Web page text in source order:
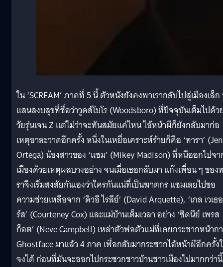
ใน ‘SCREAM’ ภาคที่ 5 นี้ ตัวหนังยังคงพาเรากลับไปสู่เมืองเล็ก
แสนสงบสุขที่ชื่อว่าวูดส์โบโร (Woodsboro) ที่ปัจจุบันเต็มไปด้ว
วัยรุ่นเจน Z แต่ไม่ว่าจะทันสมัยแค่ไหน ไอ้หน้าผีก็ยังกลับมาก่อ
เหตุอาละวาดอีกครั้ง หนึ่งในเหยื่อเคราะห์ร้ายก็คือ ‘ทารา’
Ortega) น้องสาวของ ‘แซม’ (Mikey Madison) ที่หนีออกไปจ
เมืองด้วยเหตุผลบางอย่าง จนเมื่อเธอกลับมา แก๊งเพื่อน ๆ ของ
ราจึงเริ่มสงสัยกันเองว่าใครกันแน่ที่เป็นฆาตกร แซมเลยไปขอ
ความช่วยเหลือจาก ‘ดิวอี ไรลีย์’ (David Arquette), ‘เกล เวเธอ
ร์ส’ (Courteney Cox) และแม่บ้านเต็มเวลา อย่าง ‘ซิดนีย์ เพรส
ก็อต’ (Neve Campbell) เหล่าตัวพ่อตัวแม่ที่เคยกระชากหน้าก
Ghostface มาแล้ว 4 ภาค เพื่อกลับมากระซวกไอ้หน้าผีอีกครั้ง
จงได้ ก่อนที่มันจะออกไปกระซวกชาวบ้านชาวเมืองไปมากกว่านี้